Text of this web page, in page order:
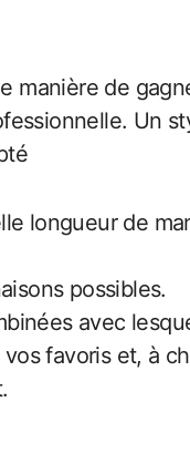
manière de
Un
possibles.
avec
favoris et, à